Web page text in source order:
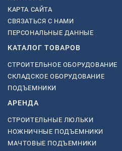
КАРТА САЙТА
СВЯЗАТЬСЯ С НАМИ
ПЕРСОНАЛЬНЫЕ ДАННЫЕ
КАТАЛОГ ТОВАРОВ
СТРОИТЕЛЬНОЕ ОБОРУДОВАНИЕ
СКЛАДСКОЕ ОБОРУДОВАНИЕ
ПОДЪЕМНИКИ
АРЕНДА
СТРОИТЕЛЬНЫЕ ЛЮЛЬКИ
НОЖНИЧНЫЕ ПОДЪЕМНИКИ
МАЧТОВЫЕ ПОДЪЕМНИКИ